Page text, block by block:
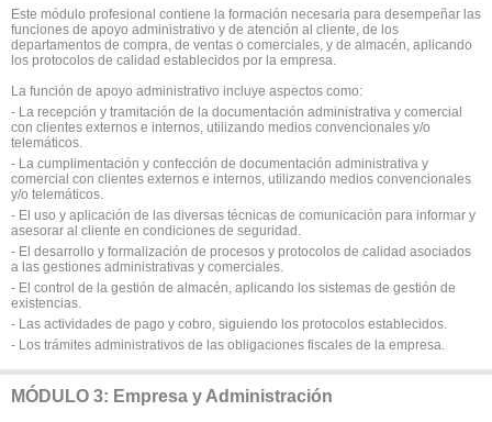
Este módulo profesional contiene la formación necesaria para desempeñar las
funciones de apoyo administrativo y de atención al cliente, de los
departamentos de compra, de ventas o comerciales, y de almacén, aplicando
los protocolos de calidad establecidos por la empresa.
La función de apoyo administrativo incluye aspectos como:
- La recepción y tramitación de la documentación administrativa y comercial
con clientes externos e internos, utilizando medios convencionales y/o
telemáticos.
- La cumplimentación y confección de documentación administrativa y
comercial con clientes externos e internos, utilizando medios convencionales
y/o telemáticos.
- El uso y aplicación de las diversas técnicas de comunicación para informar y
asesorar al cliente en condiciones de seguridad.
- El desarrollo y formalización de procesos y protocolos de calidad asociados
a las gestiones administrativas y comerciales.
- El control de la gestión de almacén, aplicando los sistemas de gestión de
existencias.
- Las actividades de pago y cobro, siguiendo los protocolos establecidos.
- Los trámites administrativos de las obligaciones fiscales de la empresa.
MÓDULO 3: Empresa y Administración